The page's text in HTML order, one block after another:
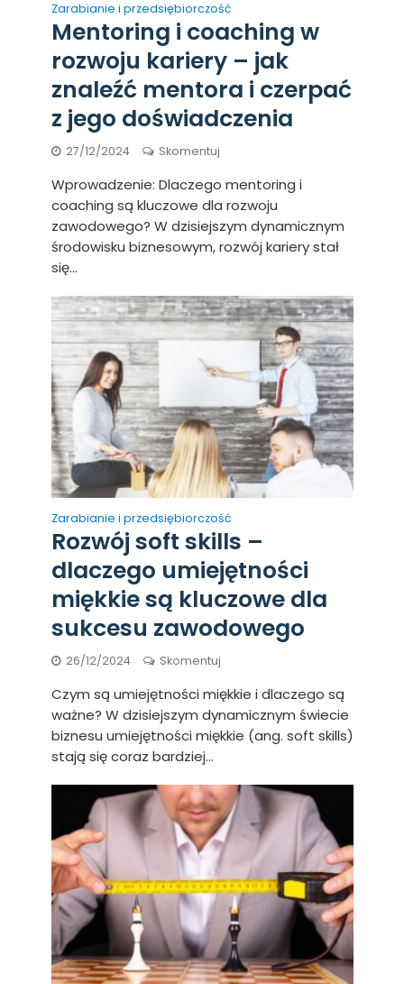
Zarabianie i przedsiębiorczość
Mentoring i coaching w
rozwoju kariery – jak
znaleźć mentora i czerpać
z jego doświadczenia
27/12/2024 Skomentuj
Wprowadzenie: Dlaczego mentoring i
coaching są kluczowe dla rozwoju
zawodowego? W dzisiejszym dynamicznym
środowisku biznesowym, rozwój kariery stał
się...
Zarabianie i przedsiębiorczość
Rozwój soft skills –
dlaczego umiejętności
miękkie są kluczowe dla
sukcesu zawodowego
26/12/2024 Skomentuj
Czym są umiejętności miękkie i dlaczego są
ważne? W dzisiejszym dynamicznym świecie
biznesu umiejętności miękkie (ang. soft skills)
stają się coraz bardziej...